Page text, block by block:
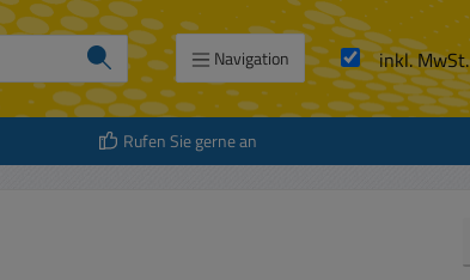
Navigation inkl. MwSt.
Rufen Sie gerne an